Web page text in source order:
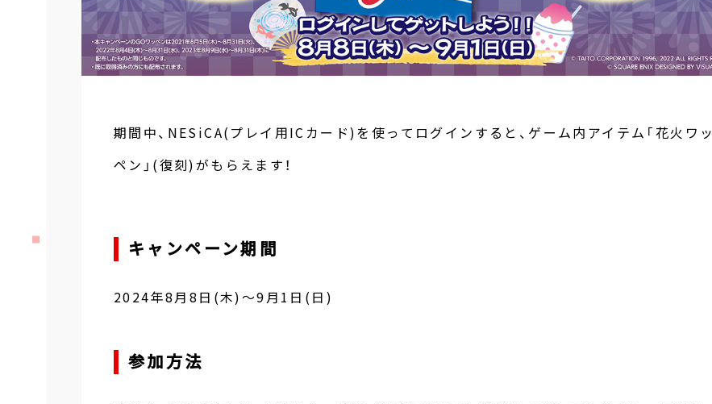
期間中、NESiCA(プレイ用ICカード)を使ってログインすると、ゲーム内アイテム「花火ワッ
ペン」(復刻)がもらえます！
キャンペーン期間
2024年8月8日(木)～9月1日(日)
参加方法